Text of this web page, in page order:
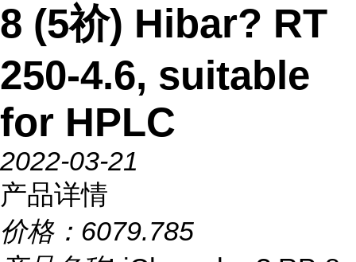
8 (5祄) Hibar? RT
250-4.6, suitable
for HPLC
2022-03-21
产品详情
价格： 6079.785